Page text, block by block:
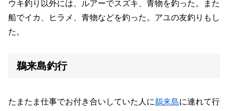
ウキ釣り以外には、ルアーでスズキ、青物を釣った。また
船でイカ、ヒラメ、青物などを釣った。アユの友釣りもし
た。
鵜来島釣行
たまたま仕事でお付き合いしていた人に鵜来島に連れて行